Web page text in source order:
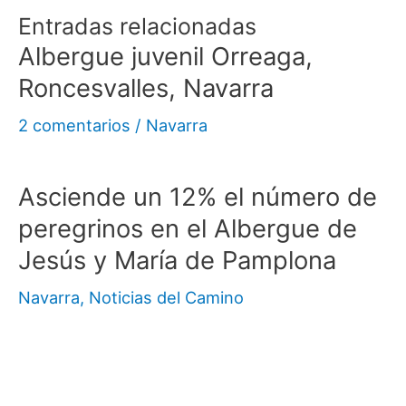
Entradas relacionadas
Albergue juvenil Orreaga,
Roncesvalles, Navarra
2 comentarios / Navarra
Asciende un 12% el número de
peregrinos en el Albergue de
Jesús y María de Pamplona
Navarra, Noticias del Camino